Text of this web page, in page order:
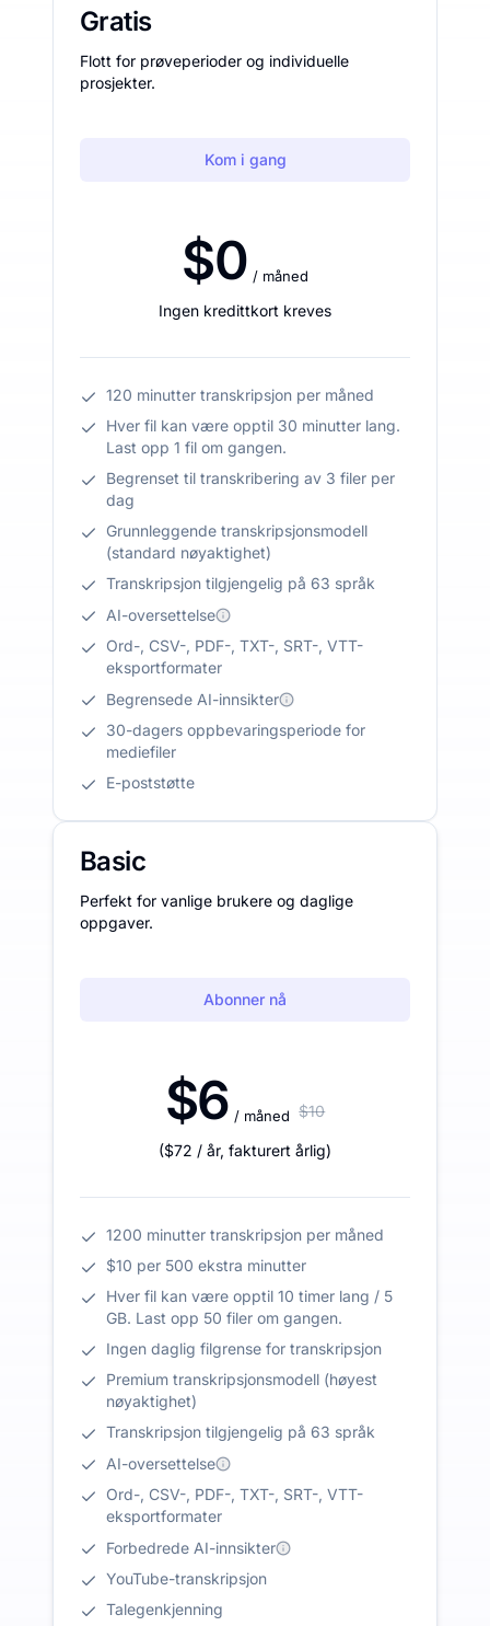
Gratis
Flott for prøveperioder og individuelle
prosjekter.
Kom i gang
$0 / måned
Ingen kredittkort kreves
120 minutter transkripsjon per måned
Hver fil kan være opptil 30 minutter lang.
Last opp 1 fil om gangen.
Begrenset til transkribering av 3 filer per
dag
Grunnleggende transkripsjonsmodell
(standard nøyaktighet)
Transkripsjon tilgjengelig på 63 språk
AI-oversettelse
Ord-, CSV-, PDF-, TXT-, SRT-, VTT-
eksportformater
Begrensede AI-innsikter
30-dagers oppbevaringsperiode for
mediefiler
E-poststøtte
Basic
Perfekt for vanlige brukere og daglige
oppgaver.
Abonner nå
$6 / måned $10
($72 / år, fakturert årlig)
1200 minutter transkripsjon per måned
$10 per 500 ekstra minutter
Hver fil kan være opptil 10 timer lang / 5
GB. Last opp 50 filer om gangen.
Ingen daglig filgrense for transkripsjon
Premium transkripsjonsmodell (høyest
nøyaktighet)
Transkripsjon tilgjengelig på 63 språk
AI-oversettelse
Ord-, CSV-, PDF-, TXT-, SRT-, VTT-
eksportformater
Forbedrede AI-innsikter
YouTube-transkripsjon
Talegenkjenning